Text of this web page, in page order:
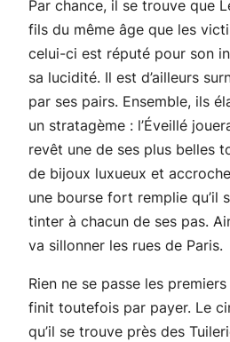
Par chance, il se trouve que
fils du même âge que les
celui-ci est réputé pour son
sa lucidité. Il est d’ailleurs
par ses pairs. Ensemble, ils
un stratagème : l’Éveillé
revêt une de ses plus belles
de bijoux luxueux et
une bourse fort remplie qu’il
tinter à chacun de ses pas.
va sillonner les rues de Paris.
Rien ne se passe les
finit toutefois par payer. Le
qu’il se trouve près des